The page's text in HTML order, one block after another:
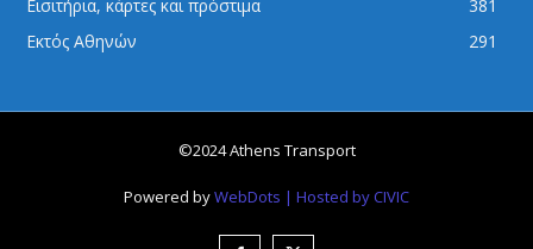
Εισιτήρια, κάρτες και πρόστιμα
381
Εκτός Αθηνών
291
©2024 Athens Transport
Powered byWebDots | Hosted by CIVIC